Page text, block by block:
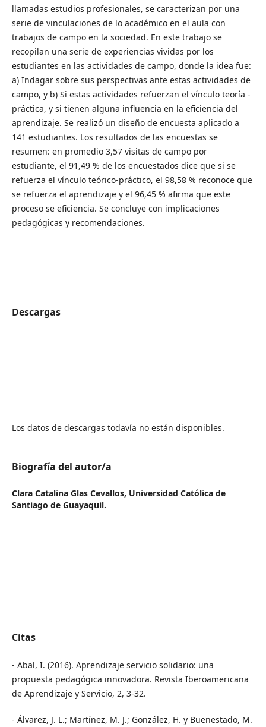
llamadas estudios profesionales, se caracterizan por una
serie de vinculaciones de lo académico en el aula con
trabajos de campo en la sociedad. En este trabajo se
recopilan una serie de experiencias vividas por los
estudiantes en las actividades de campo, donde la idea fue:
a) Indagar sobre sus perspectivas ante estas actividades de
campo, y b) Si estas actividades refuerzan el vínculo teoría -
práctica, y si tienen alguna influencia en la eficiencia del
aprendizaje. Se realizó un diseño de encuesta aplicado a
141 estudiantes. Los resultados de las encuestas se
resumen: en promedio 3,57 visitas de campo por
estudiante, el 91,49 % de los encuestados dice que si se
refuerza el vínculo teórico-práctico, el 98,58 % reconoce que
se refuerza el aprendizaje y el 96,45 % afirma que este
proceso se eficiencia. Se concluye con implicaciones
pedagógicas y recomendaciones.
Descargas
Los datos de descargas todavía no están disponibles.
Biografía del autor/a
Clara Catalina Glas Cevallos, Universidad Católica de
Santiago de Guayaquil.
Citas
- Abal, I. (2016). Aprendizaje servicio solidario: una
propuesta pedagógica innovadora. Revista Iberoamericana
de Aprendizaje y Servicio, 2, 3-32.
- Álvarez, J. L.; Martínez, M. J.; González, H. y Buenestado, M.